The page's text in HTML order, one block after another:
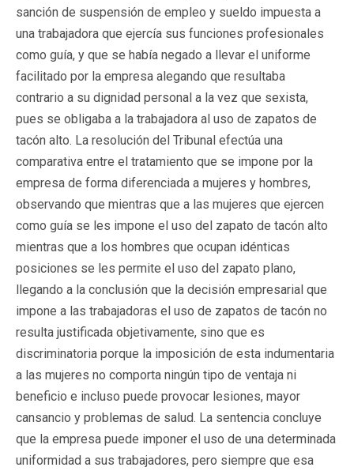
sanción de suspensión de empleo y sueldo impuesta a
una trabajadora que ejercía sus funciones profesionales
como guía, y que se había negado a llevar el uniforme
facilitado por la empresa alegando que resultaba
contrario a su dignidad personal a la vez que sexista,
pues se obligaba a la trabajadora al uso de zapatos de
tacón alto. La resolución del Tribunal efectúa una
comparativa entre el tratamiento que se impone por la
empresa de forma diferenciada a mujeres y hombres,
observando que mientras que a las mujeres que ejercen
como guía se les impone el uso del zapato de tacón alto
mientras que a los hombres que ocupan idénticas
posiciones se les permite el uso del zapato plano,
llegando a la conclusión que la decisión empresarial que
impone a las trabajadoras el uso de zapatos de tacón no
resulta justificada objetivamente, sino que es
discriminatoria porque la imposición de esta indumentaria
a las mujeres no comporta ningún tipo de ventaja ni
beneficio e incluso puede provocar lesiones, mayor
cansancio y problemas de salud. La sentencia concluye
que la empresa puede imponer el uso de una determinada
uniformidad a sus trabajadores, pero siempre que esa